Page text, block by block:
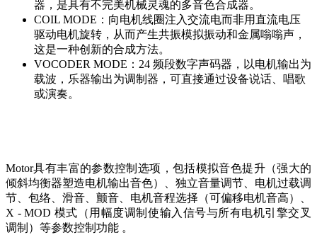
器，是具有不完美机械灵魂的多音色合成器。
COIL MODE：向电机线圈注入交流电而非用直流电压
驱动电机旋转，从而产生共振模拟振动和金属嗡嗡声，
这是一种创新的合成方法。
VOCODER MODE：24 频段数字声码器，以电机输出为
载波，乐器输出为调制器，可直接通过设备说话、唱歌
或演奏。
Motor具有丰富的参数控制选项，包括模拟音色提升（强大的
倾斜均衡器塑造电机输出音色）、独立音量调节、电机过载调
节、包络、滑音、颤音、电机音程选择（可偏移电机音高）、
X - MOD 模式（用幅度调制使输入信号与所有电机引擎交叉
调制）等参数控制功能 。